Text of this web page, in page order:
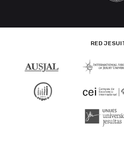
RED